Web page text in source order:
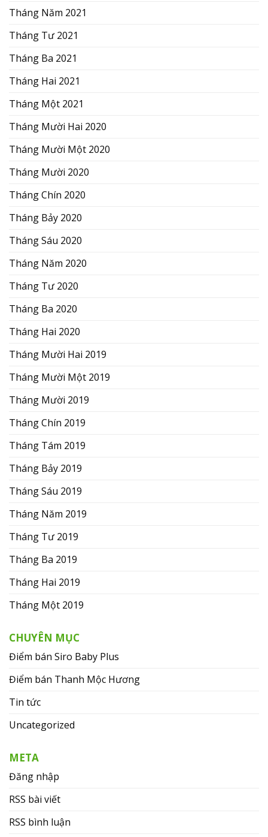
Tháng Năm 2021
Tháng Tư 2021
Tháng Ba 2021
Tháng Hai 2021
Tháng Một 2021
Tháng Mười Hai 2020
Tháng Mười Một 2020
Tháng Mười 2020
Tháng Chín 2020
Tháng Bảy 2020
Tháng Sáu 2020
Tháng Năm 2020
Tháng Tư 2020
Tháng Ba 2020
Tháng Hai 2020
Tháng Mười Hai 2019
Tháng Mười Một 2019
Tháng Mười 2019
Tháng Chín 2019
Tháng Tám 2019
Tháng Bảy 2019
Tháng Sáu 2019
Tháng Năm 2019
Tháng Tư 2019
Tháng Ba 2019
Tháng Hai 2019
Tháng Một 2019
CHUYÊN MỤC
Điểm bán Siro Baby Plus
Điểm bán Thanh Mộc Hương
Tin tức
Uncategorized
META
Đăng nhập
RSS bài viết
RSS bình luận